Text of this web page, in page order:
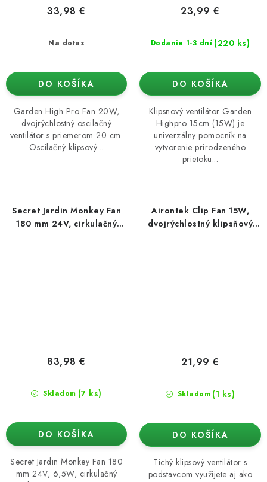
Na dotaz
33,98 €
DO KOŠÍKA
Garden High Pro Fan 20W,
dvojrýchlostný oscilačný
ventilátor s priemerom 20 cm.
Oscilačný klipsový...
Dodanie 1-3 dní (220 ks)
23,99 €
DO KOŠÍKA
Klipsnový ventilátor Garden
Highpro 15cm (15W) je
univerzálny pomocník na
vytvorenie prirodzeného
prietoku...
Secret Jardin Monkey Fan
180 mm 24V, cirkulačný
Skladom (7 ks)
83,98 €
DO KOŠÍKA
Secret Jardin Monkey Fan 180
mm 24V, 6,5W, cirkulačný
Airontek Clip Fan 15W,
dvojrýchlostný klipsňový
Skladom (1 ks)
21,99 €
DO KOŠÍKA
Tichý klipsový ventilátor s
podstavcom využijete aj ako